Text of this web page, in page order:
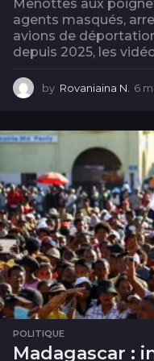
Menottes aux
agents masqués,
avions de
depuis 2025, les
by Rovaniaina N. 6
POLITIQUE
Madagascar :